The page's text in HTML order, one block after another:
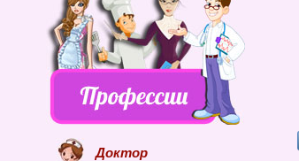
Доктор